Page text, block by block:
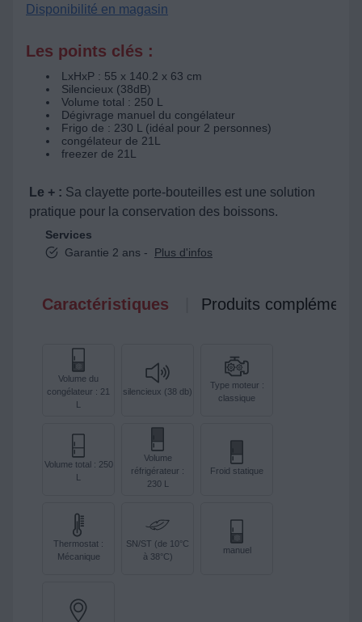
Disponibilité en magasin
Les points clés :
LxHxP : 55 x 140.2 x 63 cm
Silencieux (38dB)
Volume total : 250 L
Dégivrage manuel du congélateur
Frigo de : 230 L (idéal pour 2 personnes)
congélateur de 21L
freezer de 21L
Le + : Sa clayette porte-bouteilles est une solution
pratique pour la conservation des boissons.
Services
Garantie 2 ans -
Plus d'infos
Caractéristiques Produits
Volume du
congélateur : 21
L
silencieux (38 db)
Type moteur :
classique
Volume total : 250
L
Volume
réfrigérateur :
230 L
Froid statique
Thermostat :
Mécanique
SN/ST (de 10°C
à 38°C)
manuel